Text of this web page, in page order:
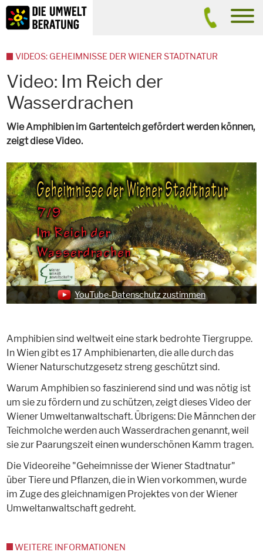
Inhalt
Suche
Video: Im Reich der
Wasserdrachen
Wie Amphibien im Gartenteich gefördert werden können,
zeigt diese Video.
YouTube-Datenschutz zustimmen
Amphibien sind weltweit eine stark bedrohte Tiergruppe.
In Wien gibt es 17 Amphibienarten, die alle durch das
Wiener Naturschutzgesetz streng geschützt sind.
Warum Amphibien so faszinierend sind und was nötig ist
um sie zu fördern und zu schützen, zeigt dieses Video der
Wiener Umweltanwaltschaft. Übrigens: Die Männchen der
Teichmolche werden auch Wasserdrachen genannt, weil
sie zur Paarungszeit einen wunderschönen Kamm tragen.
Die Videoreihe "Geheimnisse der Wiener Stadtnatur"
über Tiere und Pflanzen, die in Wien vorkommen, wurde
im Zuge des gleichnamigen Projektes von der Wiener
Umweltanwaltschaft gedreht.
WEITERE INFORMATIONEN
VIDEOS: GEHEIMNISSE DER WIENER STADTNATUR